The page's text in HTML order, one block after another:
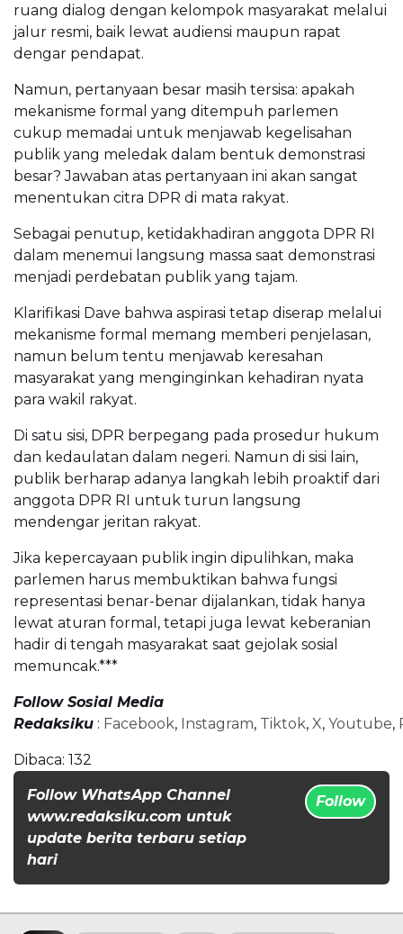
ruang dialog dengan kelompok masyarakat melalui
jalur resmi, baik lewat audiensi maupun rapat
dengar pendapat.
Namun, pertanyaan besar masih tersisa: apakah
mekanisme formal yang ditempuh parlemen
cukup memadai untuk menjawab kegelisahan
publik yang meledak dalam bentuk demonstrasi
besar? Jawaban atas pertanyaan ini akan sangat
menentukan citra DPR di mata rakyat.
Sebagai penutup, ketidakhadiran anggota DPR RI
dalam menemui langsung massa saat demonstrasi
menjadi perdebatan publik yang tajam.
Klarifikasi Dave bahwa aspirasi tetap diserap melalui
mekanisme formal memang memberi penjelasan,
namun belum tentu menjawab keresahan
masyarakat yang menginginkan kehadiran nyata
para wakil rakyat.
Di satu sisi, DPR berpegang pada prosedur hukum
dan kedaulatan dalam negeri. Namun di sisi lain,
publik berharap adanya langkah lebih proaktif dari
anggota DPR RI untuk turun langsung
mendengar jeritan rakyat.
Jika kepercayaan publik ingin dipulihkan, maka
parlemen harus membuktikan bahwa fungsi
representasi benar-benar dijalankan, tidak hanya
lewat aturan formal, tetapi juga lewat keberanian
hadir di tengah masyarakat saat gejolak sosial
memuncak.***
Follow Sosial Media
Redaksiku : Facebook, Instagram, Tiktok, X, Youtube,
Dibaca: 132
Follow WhatsApp Channel
www.redaksiku.com untuk
update berita terbaru setiap
hari
Follow